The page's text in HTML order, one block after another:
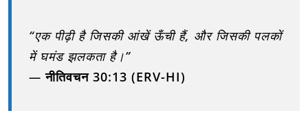
“एक पीढ़ी है जिसकी आंखें ऊँची हैं, और जिसकी पलकों
में घमंड झलकता है।”
—नीतिवचन 30:13 (ERV-HI)